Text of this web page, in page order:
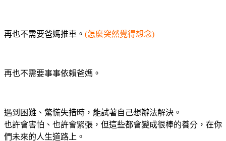
再也不需要爸媽推車。 (怎麼突然覺得想念)
再也不需要事事依賴爸媽。
遇到困難、驚慌失措時，能試著自己想辦法解決。
也許會害怕、也許會緊張，但這些都會變成很棒的養分，在你
們未來的人生道路上。